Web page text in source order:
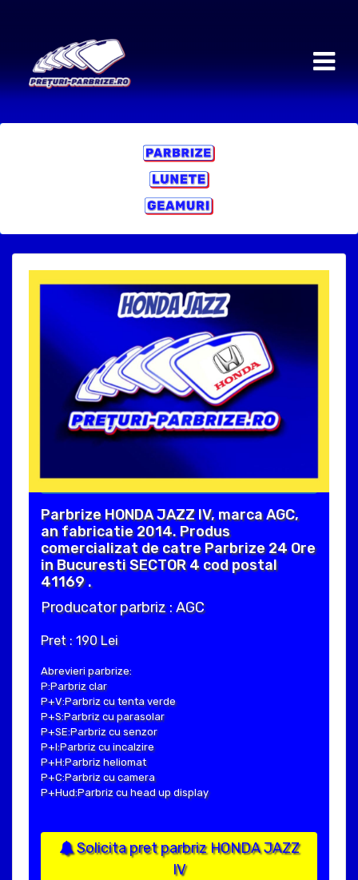
Parbrize HONDA JAZZ IV, marca AGC,
an fabricatie 2014. Produs
comercializat de catre Parbrize 24 Ore
in Bucuresti SECTOR 4 cod postal
41169 .
Producator parbriz : AGC
Pret : 190 Lei
Abrevieri parbrize:
P:Parbriz clar
P+V:Parbriz cu tenta verde
P+S:Parbriz cu parasolar
P+SE:Parbriz cu senzor
P+I:Parbriz cu incalzire
P+H:Parbriz heliomat
P+C:Parbriz cu camera
P+Hud:Parbriz cu head up display
Solicita pret parbriz HONDA JAZZ
IV